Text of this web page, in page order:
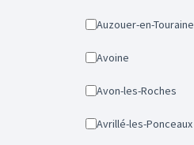
Auzouer-en-Touraine
Avoine
Avon-les-Roches
Avrillé-les-Ponceaux